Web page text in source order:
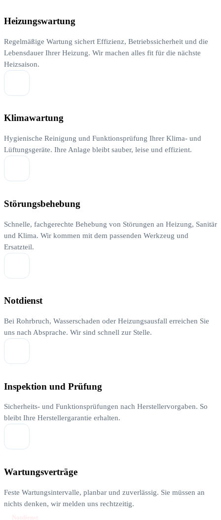
Heizungswartung
Regelmäßige Wartung sichert Effizienz, Betriebssicherheit und die
Lebensdauer Ihrer Heizung. Wir machen alles fit für die nächste
Heizsaison.
Klimawartung
Hygienische Reinigung und Funktionsprüfung Ihrer Klima- und
Lüftungsgeräte. Ihre Anlage bleibt sauber, leise und effizient.
Störungsbehebung
Schnelle, fachgerechte Behebung von Störungen an Heizung, Sanitär
und Klima. Wir kommen mit dem passenden Werkzeug und
Ersatzteil.
Notdienst
Bei Rohrbruch, Wasserschaden oder Heizungsausfall erreichen Sie
uns nach Absprache. Wir sind schnell zur Stelle.
Inspektion und Prüfung
Sicherheits- und Funktionsprüfungen nach Herstellervorgaben. So
bleibt Ihre Herstellergarantie erhalten.
Wartungsverträge
Feste Wartungsintervalle, planbar und zuverlässig. Sie müssen an
nichts denken, wir melden uns rechtzeitig.